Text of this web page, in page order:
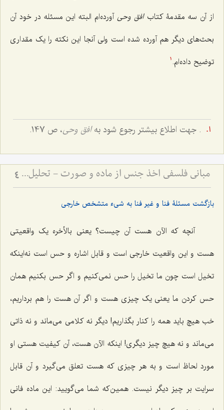
از آن سه مقدمۀ کتابافق وحى آورده‌ام البته این مسئله در خود آن
بحث‌هاى دیگر هم آورده شده است ولى آنجا این نکته را یک مقدارى
توضیح داده‌ام. 1
. جهت اطلاع بیشتر رجوع شود بهافق وحى، ص 147.
مبانی فلسفی اخذ جنس از ماده و صورت - تحلیل دیدگاه حکمت مشاء و نقد آن در انتزاع مفاهیم 4
بازگشت مسئلۀ فنا و غیر فنا به شىء متشخص خارجى
آنچه که الآن هست آن چیست؟ یعنى بالأخره یک واقعیتى
هست و این واقعیت خارجى است و قابل اشاره و حس است نه‌اینکه
تخیل است چون ما تخیل را حس نمى‌کنیم و اگر حس بکنیم همان
حس کردن ما یعنی یک چیزى هست و اگر آن هست را هم برداریم،
خب هیچ باید همه را کنار بگذاریم! دیگر نه کلامى مى‌ماند و نه ذاتى
مى‌ماند و نه هیچ چیز دیگری! اینکه الآن هست، آن کیفیت هستى او
مورد لحاظ است و به هر چیزى که هست تعلق مى‌گیرد و آن قابل
سرایت بر چیز دیگر نیست. همین‌که شما مى‌گویید: این ماده فانى